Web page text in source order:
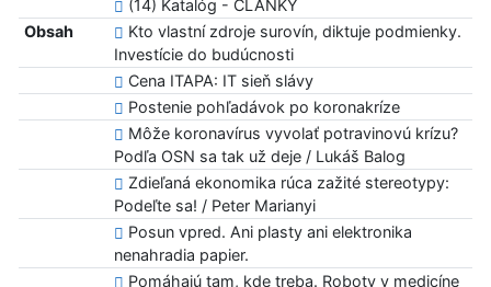
(14) Katalóg - ČLÁNKY
Obsah
Kto vlastní zdroje surovín, diktuje podmienky.
Investície do budúcnosti
Cena ITAPA: IT sieň slávy
Postenie pohľadávok po koronakríze
Môže koronavírus vyvolať potravinovú krízu?
Podľa OSN sa tak už deje / Lukáš Balog
Zdieľaná ekonomika rúca zažité stereotypy:
Podeľte sa! / Peter Marianyi
Posun vpred. Ani plasty ani elektronika
nenahradia papier.
Pomáhajú tam, kde treba. Roboty v medicíne